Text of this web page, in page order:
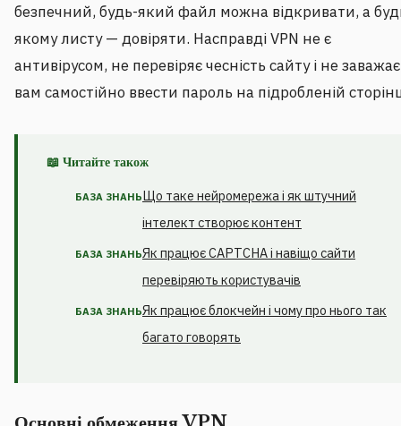
безпечний, будь-який файл можна відкривати, а
якому листу — довіряти. Насправді VPN не є
антивірусом, не перевіряє чесність сайту і не заважає
вам самостійно ввести пароль на підробленій
📖 Читайте також
БАЗА ЗНАНЬЩо таке нейромережа і як штучний
інтелект створює контент
БАЗА ЗНАНЬЯк працює CAPTCHA і навіщо сайти
перевіряють користувачів
БАЗА ЗНАНЬЯк працює блокчейн і чому про нього так
багато говорять